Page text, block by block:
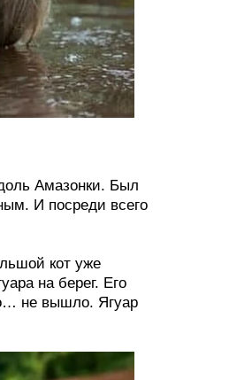
Амазонки. Был
И посреди всего
кот уже
на берег. Его
не вышло. Ягуар